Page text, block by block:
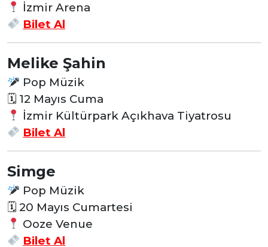
İzmir Arena
Bilet Al
Melike Şahin
Pop Müzik
🗓 12 Mayıs Cuma
İzmir Kültürpark Açıkhava Tiyatrosu
Bilet Al
Simge
Pop Müzik
🗓 20 Mayıs Cumartesi
Ooze Venue
Bilet Al